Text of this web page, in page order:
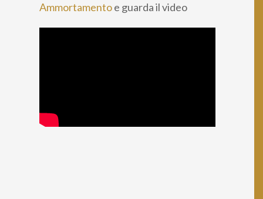
Ammortamentoe guarda il video